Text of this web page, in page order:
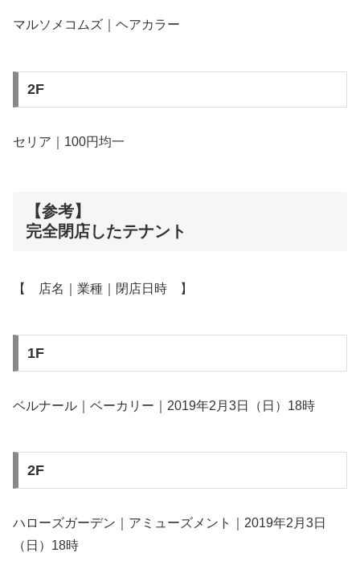
マルソメコムズ｜ヘアカラー
2F
セリア｜100円均一
【参考】
完全閉店したテナント
【 店名｜業種｜閉店日時 】
1F
ベルナール｜ベーカリー｜2019年2月3日（日）18時
2F
ハローズガーデン｜アミューズメント｜2019年2月3日
（日）18時